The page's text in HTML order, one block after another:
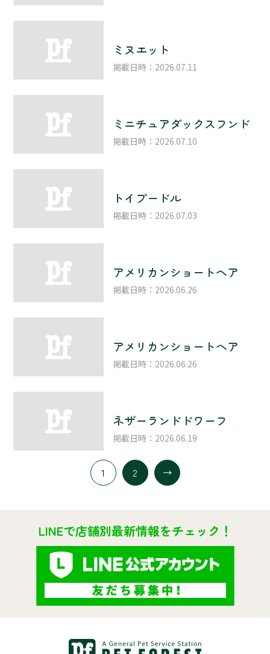
ミヌエット
掲載日時：2026.07.11
ミニチュアダックスフンド
掲載日時：2026.07.10
トイプードル
掲載日時：2026.07.03
アメリカンショートヘア
掲載日時：2026.06.26
アメリカンショートヘア
掲載日時：2026.06.26
ネザーランドドワーフ
掲載日時：2026.06.19
1 2
LINEで店舗別最新情報をチェック！